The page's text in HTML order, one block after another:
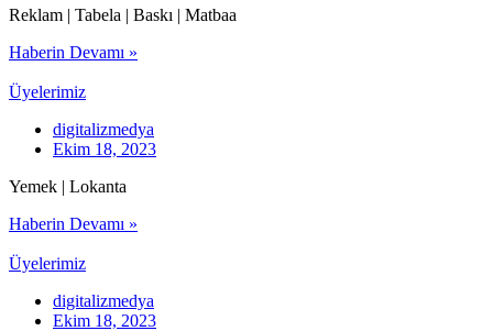
Reklam | Tabela | Baskı | Matbaa
Haberin Devamı »
Üyelerimiz
digitalizmedya
Ekim 18, 2023
Yemek | Lokanta
Haberin Devamı »
Üyelerimiz
digitalizmedya
Ekim 18, 2023